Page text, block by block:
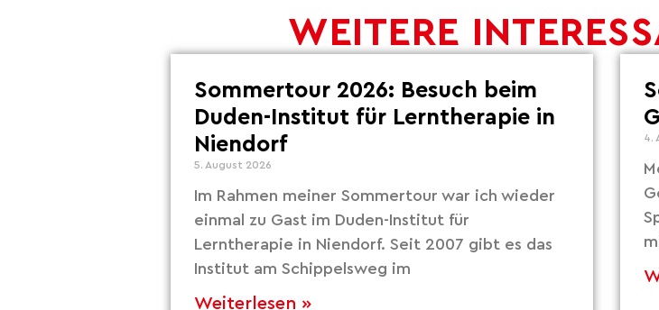
WEITERE
Sommertour 2026: Besuch beim
Duden-Institut für Lerntherapie in
Niendorf
5. August 2026
Im Rahmen meiner Sommertour war ich wieder
einmal zu Gast im Duden-Institut für
Lerntherapie in Niendorf. Seit 2007 gibt es das
Institut am Schippelsweg im
Weiterlesen »
4.